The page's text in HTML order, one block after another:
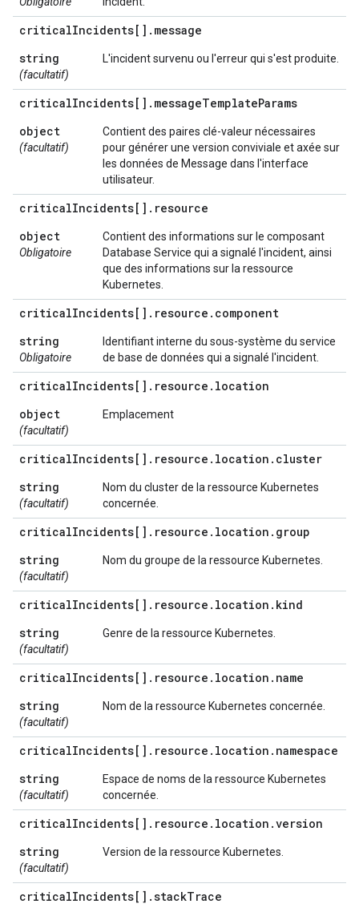
criticalIncidents[] . message
string
(facultatif)
L'incident survenu ou l'erreur qui s'est produite.
criticalIncidents[] . messageTemplateParams
object
(facultatif)
Contient des paires clé-valeur nécessaires
pour générer une version conviviale et axée sur
les données de Message dans l'interface
utilisateur.
criticalIncidents[] . resource
object
Obligatoire
Contient des informations sur le composant
Database Service qui a signalé l'incident, ainsi
que des informations sur la ressource
Kubernetes.
criticalIncidents[] . resource . component
string
Obligatoire
Identifiant interne du sous-système du service
de base de données qui a signalé l'incident.
criticalIncidents[] . resource . location
object
(facultatif)
Emplacement
criticalIncidents[] . resource . location . cluster
string
(facultatif)
Nom du cluster de la ressource Kubernetes
concernée.
criticalIncidents[] . resource . location . group
string
(facultatif)
Nom du groupe de la ressource Kubernetes.
criticalIncidents[] . resource . location . kind
string
(facultatif)
Genre de la ressource Kubernetes.
criticalIncidents[] . resource . location . name
string
(facultatif)
Nom de la ressource Kubernetes concernée.
criticalIncidents[] . resource . location . namespace
string
(facultatif)
Espace de noms de la ressource Kubernetes
concernée.
criticalIncidents[] . resource . location .version
string
(facultatif)
Version de la ressource Kubernetes.
criticalIncidents[] .stackTrace